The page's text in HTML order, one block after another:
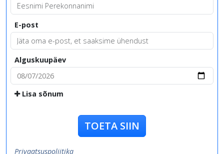
E-post
Alguskuupäev
Lisa sõnum
TOETA SIIN
Privaatsuspoliitika